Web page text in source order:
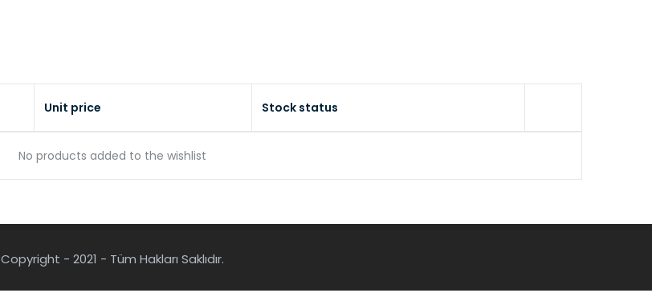
Unit price Stock status
No products added to the wishlist
Copyright - 2021 - Tüm Hakları Saklıdır.